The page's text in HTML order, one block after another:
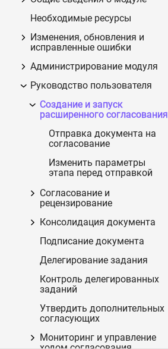
Необходимые ресурсы
Изменения, обновления и
исправленные ошибки
Администрирование модуля
Руководство пользователя
Создание и запуск
расширенного согласования
Отправка документа на
согласование
Изменить параметры
этапа перед отправкой
Согласование и
рецензирование
Консолидация документа
Подписание документа
Делегирование задания
Контроль делегированных
заданий
Утвердить дополнительных
согласующих
Мониторинг и управление